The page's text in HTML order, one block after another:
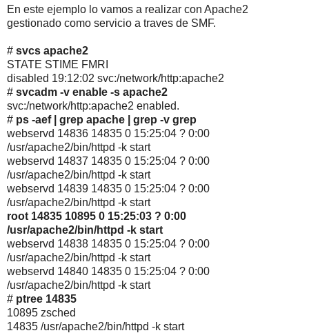
En este ejemplo lo vamos a realizar con Apache2
gestionado como servicio a traves de SMF.
# svcs apache2
STATE STIME FMRI
disabled 19:12:02 svc:/network/http:apache2
# svcadm -v enable -s apache2
svc:/network/http:apache2 enabled.
# ps -aef | grep apache | grep -v grep
webservd 14836 14835 0 15:25:04 ? 0:00
/usr/apache2/bin/httpd -k start
webservd 14837 14835 0 15:25:04 ? 0:00
/usr/apache2/bin/httpd -k start
webservd 14839 14835 0 15:25:04 ? 0:00
/usr/apache2/bin/httpd -k start
root 14835 10895 0 15:25:03 ? 0:00
/usr/apache2/bin/httpd -k start
webservd 14838 14835 0 15:25:04 ? 0:00
/usr/apache2/bin/httpd -k start
webservd 14840 14835 0 15:25:04 ? 0:00
/usr/apache2/bin/httpd -k start
# ptree 14835
10895 zsched
14835 /usr/apache2/bin/httpd -k start